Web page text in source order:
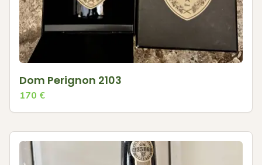
Dom Perignon 2103
170 €